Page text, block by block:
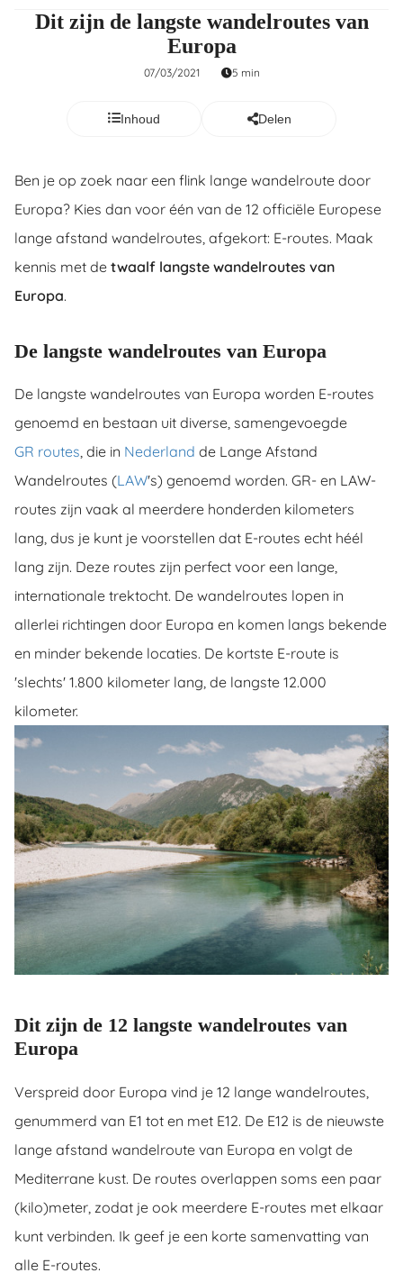
Dit zijn de langste wandelroutes van
Europa
07/03/2021 5 min
Inhoud Delen
Ben je op zoek naar een flink lange wandelroute door
Europa? Kies dan voor één van de 12 officiële Europese
lange afstand wandelroutes, afgekort: E-routes. Maak
kennis met de twaalf langste wandelroutes van
Europa.
De langste wandelroutes van Europa
De langste wandelroutes van Europa worden E-routes
genoemd en bestaan uit diverse, samengevoegde
GR routes, die in Nederland de Lange Afstand
Wandelroutes (LAW's) genoemd worden. GR- en LAW-
routes zijn vaak al meerdere honderden kilometers
lang, dus je kunt je voorstellen dat E-routes echt héél
lang zijn. Deze routes zijn perfect voor een lange,
internationale trektocht. De wandelroutes lopen in
allerlei richtingen door Europa en komen langs bekende
en minder bekende locaties. De kortste E-route is
'slechts' 1.800 kilometer lang, de langste 12.000
kilometer.
Dit zijn de 12 langste wandelroutes van
Europa
Verspreid door Europa vind je 12 lange wandelroutes,
genummerd van E1 tot en met E12. De E12 is de nieuwste
lange afstand wandelroute van Europa en volgt de
Mediterrane kust. De routes overlappen soms een paar
(kilo)meter, zodat je ook meerdere E-routes met elkaar
kunt verbinden. Ik geef je een korte samenvatting van
alle E-routes.
en
om
te
van
te
de
Hierdoor